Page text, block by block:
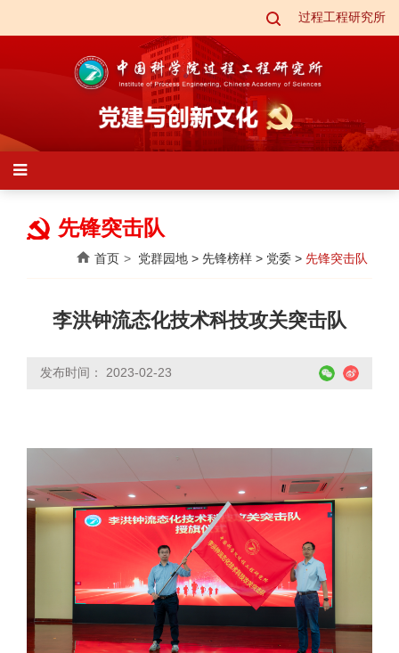
过程工程研究所
先锋突击队
首页 党群园地 > 先锋榜样 > 党委 > 先锋突击队
李洪钟流态化技术科技攻关突击队
发布时间： 2023-02-23